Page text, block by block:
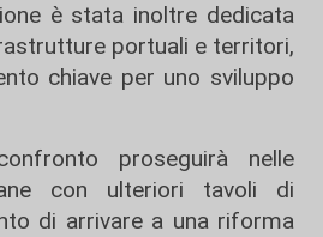
è stata inoltre dedicata
portuali e territori,
chiave per uno sviluppo
proseguirà nelle
con ulteriori tavoli di
di arrivare a una riforma